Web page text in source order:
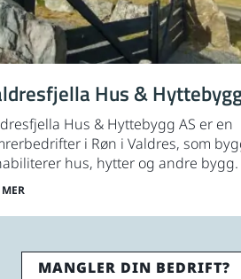
Hus &
Hus & Hyttebygg AS er en
i Røn i Valdres, som
hus, hytter og andre bygg.
MER
MANGLER DIN BEDRIFT?